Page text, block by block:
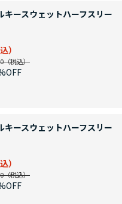
キースウェットハーフスリー
キースウェットハーフスリー